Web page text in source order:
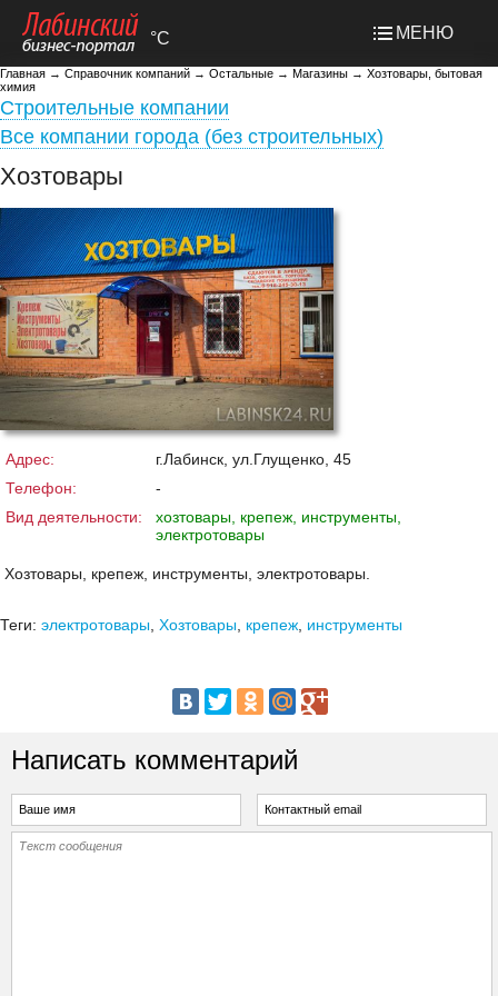
°C МЕНЮ
Главная → Справочник компаний → Остальные → Магазины → Хозтовары, бытовая
химия
Строительные компании
Все компании города (без строительных)
Хозтовары
Адрес:
г.Лабинск, ул.Глущенко, 45
Телефон:
-
Вид деятельности:
хозтовары, крепеж, инструменты,
электротовары
Хозтовары, крепеж, инструменты, электротовары.
Теги: электротовары Хозтовары крепеж инструменты
Написать комментарий